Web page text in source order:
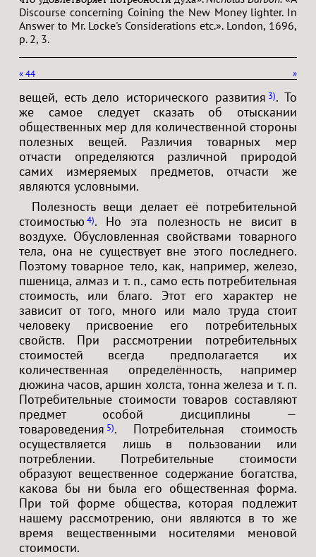
Discourse concerning Coining the New Money lighter. In
Answer to Mr. Locke's Considerations etc.». London, 1696,
p. 2, 3.
« »
44
вещей, есть дело исторического развития 3 . То
же самое следует сказать об отыскании
общественных мер для количественной стороны
полезных вещей. Различия товарных мер
отчасти определяются различной природой
самих измеряемых предметов, отчасти же
являются условными.
Полезность вещи делает её потребительной
стоимостью 4 . Но эта полезность не висит в
воздухе. Обусловленная свойствами товарного
тела, она не существует вне этого последнего.
Поэтому товарное тело, как, например, железо,
пшеница, алмаз и т. п., само есть потребительная
стоимость, или благо. Этот его характер не
зависит от того, много или мало труда стоит
человеку присвоение его потребительных
свойств. При рассмотрении потребительных
стоимостей всегда предполагается их
количественная определённость, например
дюжина часов, аршин холста, тонна железа и т. п.
Потребительные стоимости товаров составляют
предмет особой дисциплины —
товароведения 5 . Потребительная стоимость
осуществляется лишь в пользовании или
потреблении. Потребительные стоимости
образуют вещественное содержание богатства,
какова бы ни была его общественная форма.
При той форме общества, которая подлежит
нашему рассмотрению, они являются в то же
время вещественными носителями меновой
стоимости.